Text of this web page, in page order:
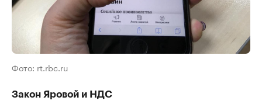
Фото: rt.rbc.ru
Закон Яровой и НДС